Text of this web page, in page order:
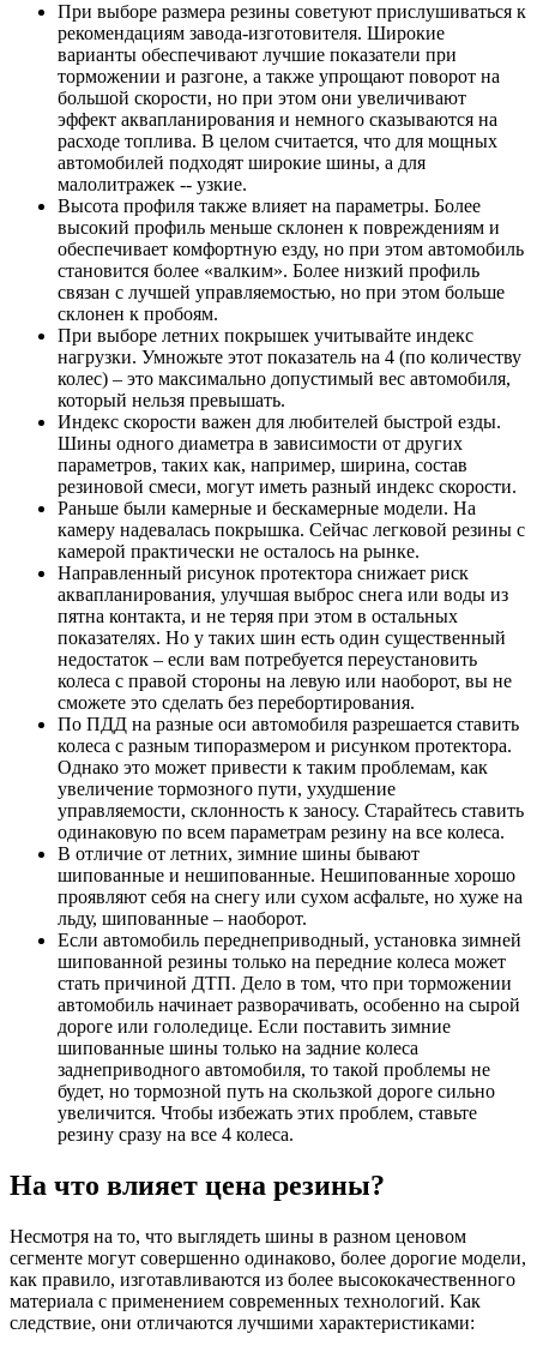
При выборе размера резины советуют прислушиваться к
рекомендациям завода-изготовителя. Широкие
варианты обеспечивают лучшие показатели при
торможении и разгоне, а также упрощают поворот на
большой скорости, но при этом они увеличивают
эффект аквапланирования и немного сказываются на
расходе топлива. В целом считается, что для мощных
автомобилей подходят широкие шины, а для
малолитражек -- узкие.
Высота профиля также влияет на параметры. Более
высокий профиль меньше склонен к повреждениям и
обеспечивает комфортную езду, но при этом автомобиль
становится более «валким». Более низкий профиль
связан с лучшей управляемостью, но при этом больше
склонен к пробоям.
При выборе летних покрышек учитывайте индекс
нагрузки. Умножьте этот показатель на 4 (по количеству
колес) – это максимально допустимый вес автомобиля,
который нельзя превышать.
Индекс скорости важен для любителей быстрой езды.
Шины одного диаметра в зависимости от других
параметров, таких как, например, ширина, состав
резиновой смеси, могут иметь разный индекс скорости.
Раньше были камерные и бескамерные модели. На
камеру надевалась покрышка. Сейчас легковой резины с
камерой практически не осталось на рынке.
Направленный рисунок протектора снижает риск
аквапланирования, улучшая выброс снега или воды из
пятна контакта, и не теряя при этом в остальных
показателях. Но у таких шин есть один существенный
недостаток – если вам потребуется переустановить
колеса с правой стороны на левую или наоборот, вы не
сможете это сделать без перебортирования.
По ПДД на разные оси автомобиля разрешается ставить
колеса с разным типоразмером и рисунком протектора.
Однако это может привести к таким проблемам, как
увеличение тормозного пути, ухудшение
управляемости, склонность к заносу. Старайтесь ставить
одинаковую по всем параметрам резину на все колеса.
В отличие от летних, зимние шины бывают
шипованные и нешипованные. Нешипованные хорошо
проявляют себя на снегу или сухом асфальте, но хуже на
льду, шипованные – наоборот.
Если автомобиль переднеприводный, установка зимней
шипованной резины только на передние колеса может
стать причиной ДТП. Дело в том, что при торможении
автомобиль начинает разворачивать, особенно на сырой
дороге или гололедице. Если поставить зимние
шипованные шины только на задние колеса
заднеприводного автомобиля, то такой проблемы не
будет, но тормозной путь на скользкой дороге сильно
увеличится. Чтобы избежать этих проблем, ставьте
резину сразу на все 4 колеса.
На что влияет цена резины?
Несмотря на то, что выглядеть шины в разном ценовом
сегменте могут совершенно одинаково, более дорогие модели,
как правило, изготавливаются из более высококачественного
материала с применением современных технологий. Как
следствие, они отличаются лучшими характеристиками: